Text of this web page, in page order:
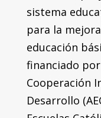
sistema
para la
educación
financiado
Cooperación
Desarrollo